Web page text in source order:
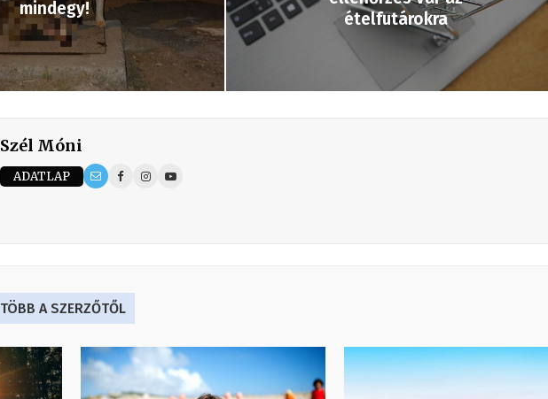
mindegy!
ételfutárokra
Szél Móni
ADATLAP
TÖBB A SZERZŐTŐL